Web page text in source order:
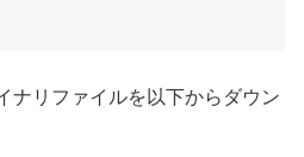
ナリファイルを以下からダウン